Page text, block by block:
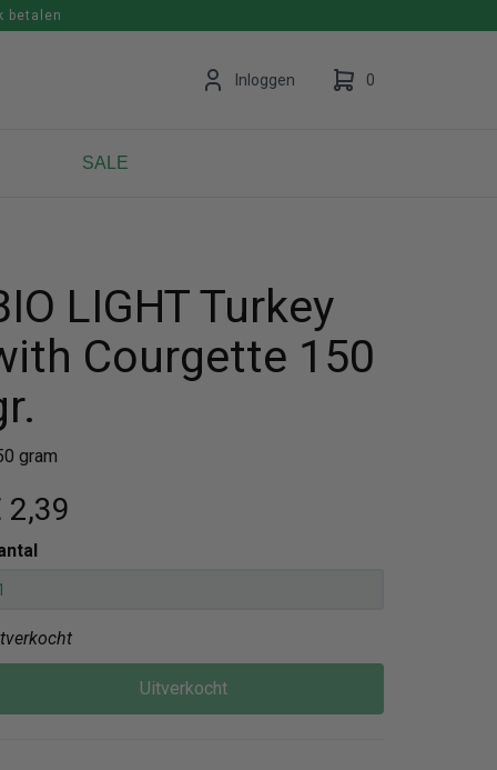
betalen
Inloggen 0
Vul hem met producten.
SALE
LIGHT Turkey
Courgette 150
gram
2,39
Uitverkocht